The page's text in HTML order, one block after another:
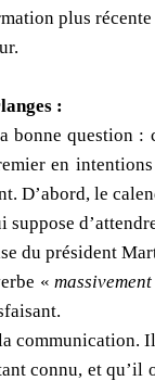
plus
:
bonne question
en
D’abord, le
suppose
du président
« massivement
communication.
connu, et qu’il